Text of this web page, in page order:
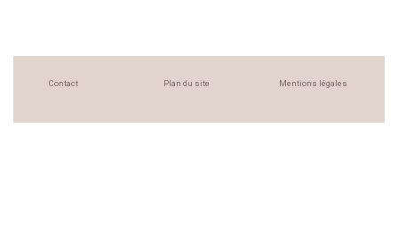
Contact Plan du site Mentions légales